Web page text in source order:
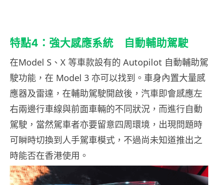
特點4：強大感應系統 自動輔助駕駛
在Model S、X 等車款設有的 Autopilot 自動輔助駕
駛功能，在 Model 3 亦可以找到。車身內置大量感
應器及雷達，在輔助駕駛開啟後，汽車即會感應左
右兩邊行車線與前面車輛的不同狀況，而進行自動
駕駛，當然駕車者亦要留意四周環境，出現問題時
可瞬時切換到人手駕車模式，不過尚未知道推出之
時能否在香港使用。